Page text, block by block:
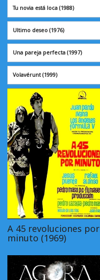
Tu novia está loca (1988)
Ultimo deseo (1976)
Una pareja perfecta (1997)
Volavérunt (1999)
A 45 revoluciones por
minuto (1969)